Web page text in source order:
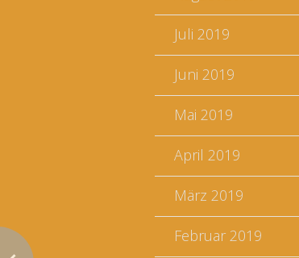
Juli 2019
Juni 2019
Mai 2019
April 2019
März 2019
Februar 2019